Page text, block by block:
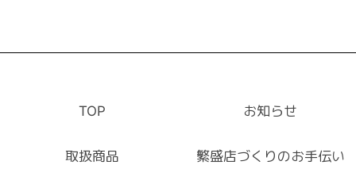
TOP お知らせ
取扱商品 繁盛店づくりのお手伝い